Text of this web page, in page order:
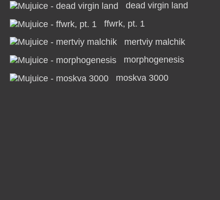
dead virgin land
ffwrk, pt. 1
mertviy malchik
morphogenesis
moskva 3000